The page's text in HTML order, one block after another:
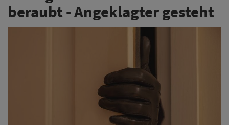
beraubt - Angeklagter gesteht